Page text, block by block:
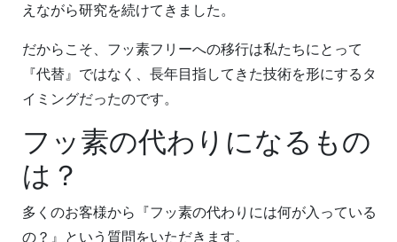
えながら研究を続けてきました。
だからこそ、フッ素フリーへの移行は私たちにとって
『代替』ではなく、長年目指してきた技術を形にするタ
イミングだったのです。
フッ素の代わりになるもの
は？
多くのお客様から『フッ素の代わりには何が入っている
の？』という質問をいただきます。